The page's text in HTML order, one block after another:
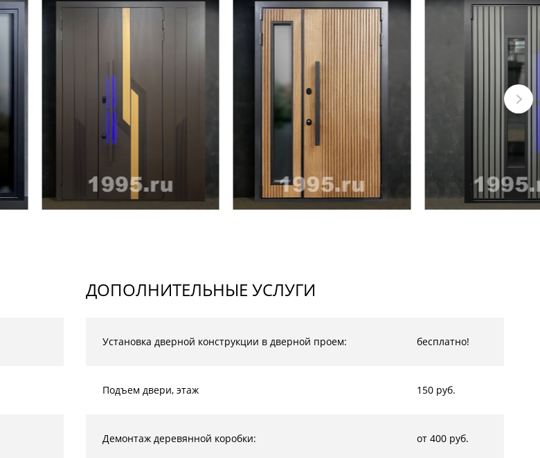
ДОПОЛНИТЕЛЬНЫЕ УСЛУГИ
Установка дверной конструкции в дверной проем: бесплатно!
Подъем двери, этаж 150 руб.
Демонтаж деревянной коробки: от 400 руб.